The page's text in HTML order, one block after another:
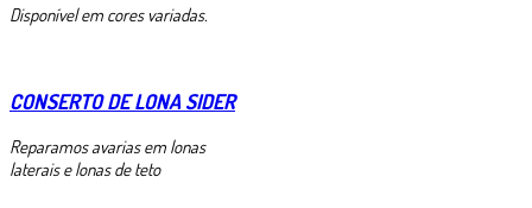
Disponível em cores variadas.
CONSERTO DE LONA SIDER
Reparamos avarias em lonas
laterais e lonas de teto